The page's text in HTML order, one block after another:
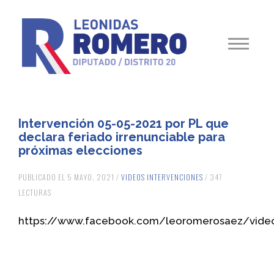
Intervención 05-05-2021 por PL que
declara feriado irrenunciable para
próximas elecciones
PUBLICADO EL 5 MAYO, 2021 / VIDEOS INTERVENCIONES / 347
LECTURAS
https://www.facebook.com/leoromerosaez/